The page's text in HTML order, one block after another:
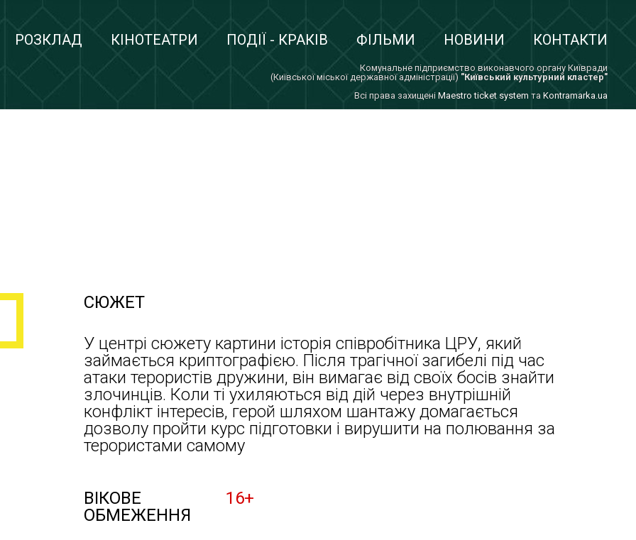
РОЗКЛАД КІНОТЕАТРИ ПОДІЇ - КРАКІВ ФІЛЬМИ НОВИНИ КОНТАКТИ
Комунальне підприємство виконавчого органу Київради
(Київської міської державної адміністрації) "Київський культурний кластер"
Всi права захищенi Maestro ticket system та Kontramarka.ua
СЮЖЕТ
У центрі сюжету картини історія співробітника ЦРУ, який
займається криптографією. Після трагічної загибелі під час
атаки терористів дружини, він вимагає від своїх босів знайти
злочинців. Коли ті ухиляються від дій через внутрішній
конфлікт інтересів, герой шляхом шантажу домагається
дозволу пройти курс підготовки і вирушити на полювання за
терористами самому
ВІКОВЕ
ОБМЕЖЕННЯ
16+